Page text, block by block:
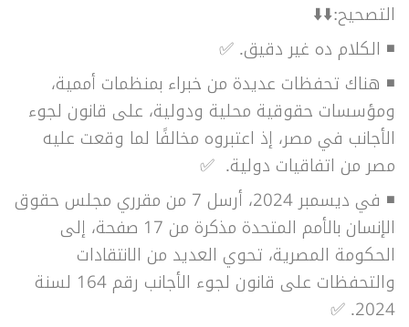
التصحيح:⬇️⬇️
◾ الكلام ده غير دقيق. ✅
◾ هناك تحفظات عديدة من خبراء بمنظمات أممية،
ومؤسسات حقوقية محلية ودولية، على قانون لجوء
الأجانب في مصر، إذ اعتبروه مخالفًا لما وقعت عليه
مصر من اتفاقيات دولية. ✅
◾
في ديسمبر 2024، أرسل 7 من مقرري مجلس حقوق
الإنسان بالأمم المتحدة مذكرة من 17 صفحة، إلى
الحكومة المصرية، تحوي العديد من الانتقادات
والتحفظات على قانون لجوء الأجانب رقم 164 لسنة
2024.
✅